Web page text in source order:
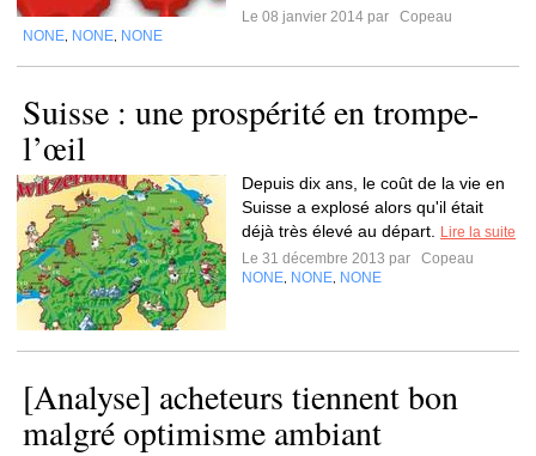
Le 08 janvier 2014 par
Copeau
NONE NONE NONE
Suisse : une prospérité en trompe-
l’œil
Depuis dix ans, le coût de la vie en
Suisse a explosé alors qu'il était
déjà très élevé au départ.
Lire la suite
Le 31 décembre 2013 par
Copeau
NONE NONE NONE
[Analyse] acheteurs tiennent bon
malgré optimisme ambiant